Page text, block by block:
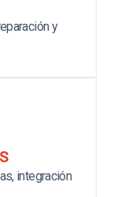
y
integración